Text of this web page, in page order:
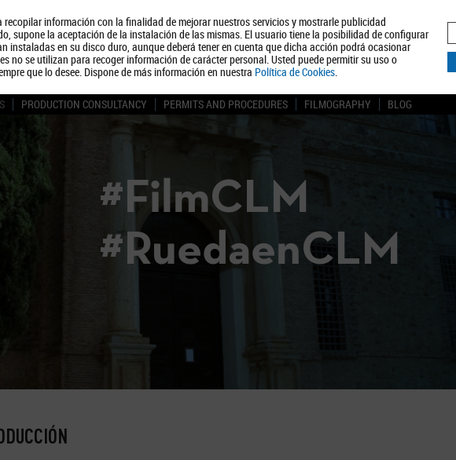
información con la finalidad de mejorar nuestros servicios y mostrarle publicidad
supone la aceptación de la instalación de las mismas. El usuario tiene la posibilidad de configurar
instaladas en su disco duro, aunque deberá tener en cuenta que dicha acción podrá ocasionar
no se utilizan para recoger información de carácter personal. Usted puede permitir su uso o
que lo desee. Dispone de más información en nuestra Política de Cookies.
About us Tourism Política de Privacidad Aviso
PRODUCTION CONSULTANCY PERMITS AND PROCEDURES FILMOGRAPHY BLOG
#FilmCLM
#RuedaenCLM